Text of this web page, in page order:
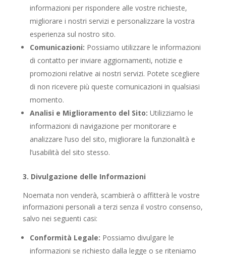
informazioni per rispondere alle vostre richieste,
migliorare i nostri servizi e personalizzare la vostra
esperienza sul nostro sito.
Comunicazioni: Possiamo utilizzare le informazioni
di contatto per inviare aggiornamenti, notizie e
promozioni relative ai nostri servizi. Potete scegliere
di non ricevere più queste comunicazioni in qualsiasi
momento.
Analisi e Miglioramento del Sito: Utilizziamo le
informazioni di navigazione per monitorare e
analizzare l’uso del sito, migliorare la funzionalità e
l’usabilità del sito stesso.
3. Divulgazione delle Informazioni
Noemata non venderà, scambierà o affitterà le vostre
informazioni personali a terzi senza il vostro consenso,
salvo nei seguenti casi:
Conformità Legale: Possiamo divulgare le
informazioni se richiesto dalla legge o se riteniamo